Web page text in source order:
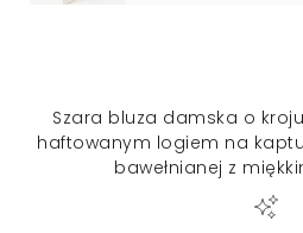
Szara bluza damska o
haftowanym logiem na
bawełnianej z